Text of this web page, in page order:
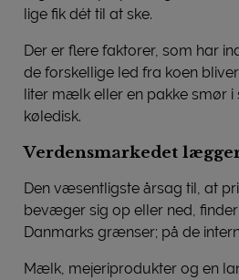
lige fik dét til at ske.
Der er flere faktorer, som har
de forskellige led fra koen
liter mælk eller en pakke smør i
køledisk.
Verdensmarkedet
Den væsentligste årsag til, at
bevæger sig op eller ned,
Danmarks grænser; på de
Mælk, mejeriprodukter og en